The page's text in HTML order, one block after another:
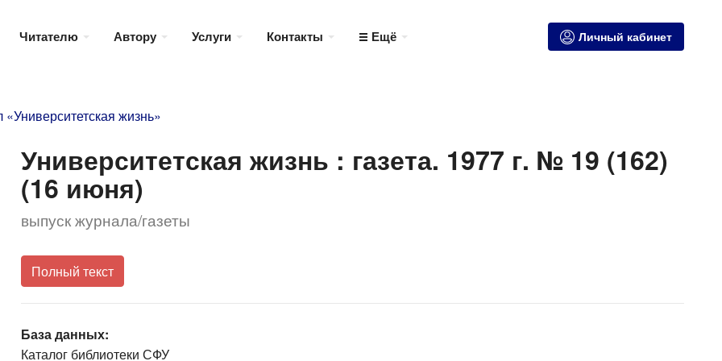
Читателю Автору Услуги Контакты Ещё Личный кабинет
жизнь»
Университетская жизнь : газета. 1977 г. № 19 (162)
(16 июня)
выпуск журнала/газеты
Полный текст
База данных:
Каталог библиотеки СФУ